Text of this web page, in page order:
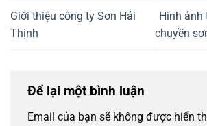
Giới thiệu công ty Sơn Hải
Thịnh
Hình ảnh
chuyền
Để lại một bình luận
Email của bạn sẽ không được hiển